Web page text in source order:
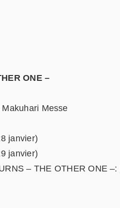
ONE –
Messe
janvier)
janvier)
– THE OTHER ONE –: